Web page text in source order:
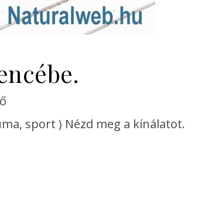
sport ) Nézd meg a kínálatot.